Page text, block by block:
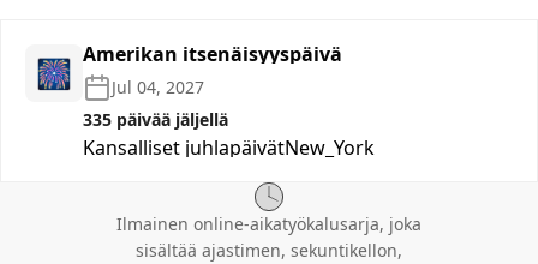
🎆 Amerikan itsenäisyyspäivä
Jul 04, 2027
335 päivää jäljellä
Kansalliset juhlapäivätNew_York
Ilmainen online-aikatyökalusarja, joka
sisältää ajastimen, sekuntikellon,